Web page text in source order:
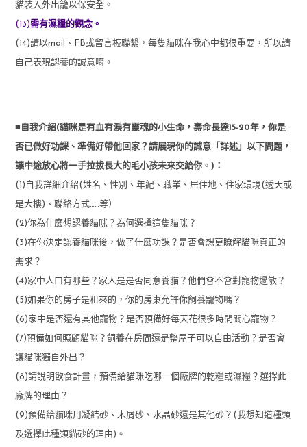
貓裝入外出籠以保安全。
(13)需有濕糧的觀念。
(14)請以mail、FB或留言板聯繫，每隻貓咪在我心中都很重要，所以請
自己表現認養的誠意唷。
■自我介紹(貓咪是有血有淚有靈魂的小生命，壽命長達15-20年，你是
否已做好功課、準備好帶他回家？請展現你的誠意「詳述」以下問題，
讓中途放心將一手拉拔長大的毛小孩未來交給你。)：
(1)自我詳細介紹(姓名、性別、年紀、職業、居住地、住家環境(透天或
是大樓)、聯絡方式……等）
(2)你為什麼想認養貓咪？為何選擇這隻貓咪？
(3)在你決定認養貓咪後，做了什麼功課？是否會想更瞭解貓咪真正的
需求？
(4)家中人口有哪些？家人是是否同意養貓？他們會不會對寵物過敏？
(5)如果你的房子是租來的，你的房東允許你飼養寵物嗎？
(6)家中是否還有其他寵物？是否預備好每天花很多時間關心寵物？
(7)預備如何照顧貓咪？飼養在房間還是整屋子可以自由活動？是否會
讓貓咪獨自外出？
(8)請說明飲食計畫，預備給貓咪吃哪一個廠牌的乾糧或濕糧？選擇此
廠牌的理由？
(9)預備給貓咪用凝結砂、木屑砂、水晶砂還是其他砂？(我想知道種類
及選擇此種類貓砂的理由)。